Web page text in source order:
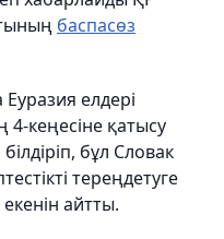
баспасөз
елдері
4-кеңесіне қатысу
бұл Словак
тереңдетуге
айтты.